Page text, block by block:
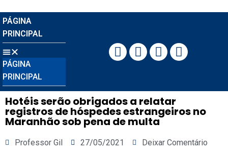
PÁGINA
PRINCIPAL
PÁGINA
PRINCIPAL
Hotéis serão obrigados a relatar
registros de hóspedes estrangeiros no
Maranhão sob pena de multa
Professor Gil 27/05/2021 Deixar Comentário